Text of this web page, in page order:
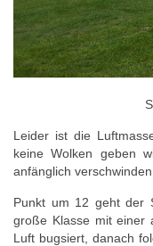
Leider ist die
keine Wolken geben
anfänglich
Punkt um 12 geht der
große Klasse mit einer
Luft bugsiert, danach